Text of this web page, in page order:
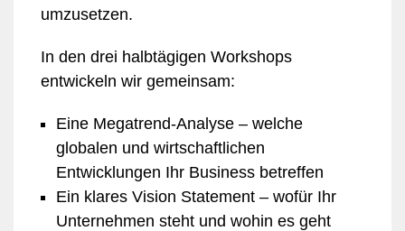
umzusetzen.
In den drei halbtägigen Workshops
entwickeln wir gemeinsam:
Eine Megatrend-Analyse – welche
globalen und wirtschaftlichen
Entwicklungen Ihr Business betreffen
Ein klares Vision Statement – wofür Ihr
Unternehmen steht und wohin es geht